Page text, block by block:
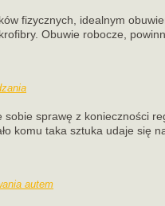
fizycznych, idealnym
Obuwie robocze,
sobie sprawę z konieczności
komu taka sztuka udaje się
autem